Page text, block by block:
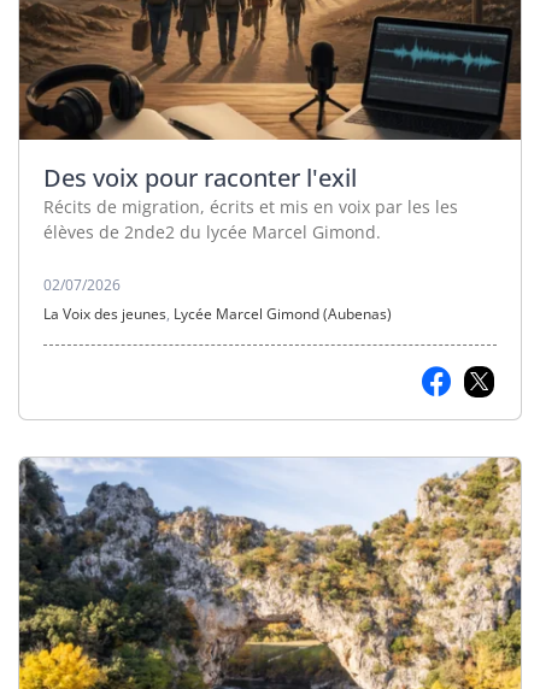
Des voix pour raconter l'exil
Récits de migration, écrits et mis en voix par les les
élèves de 2nde2 du lycée Marcel Gimond.
02/07/2026
La Voix des jeunes, Lycée Marcel Gimond (Aubenas)